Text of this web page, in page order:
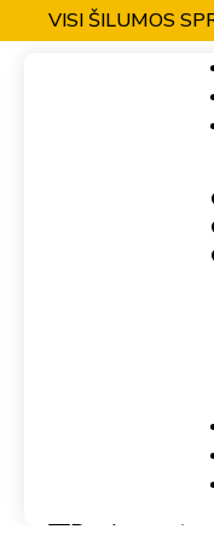
VISI ŠILUMOS
Parduotuvė